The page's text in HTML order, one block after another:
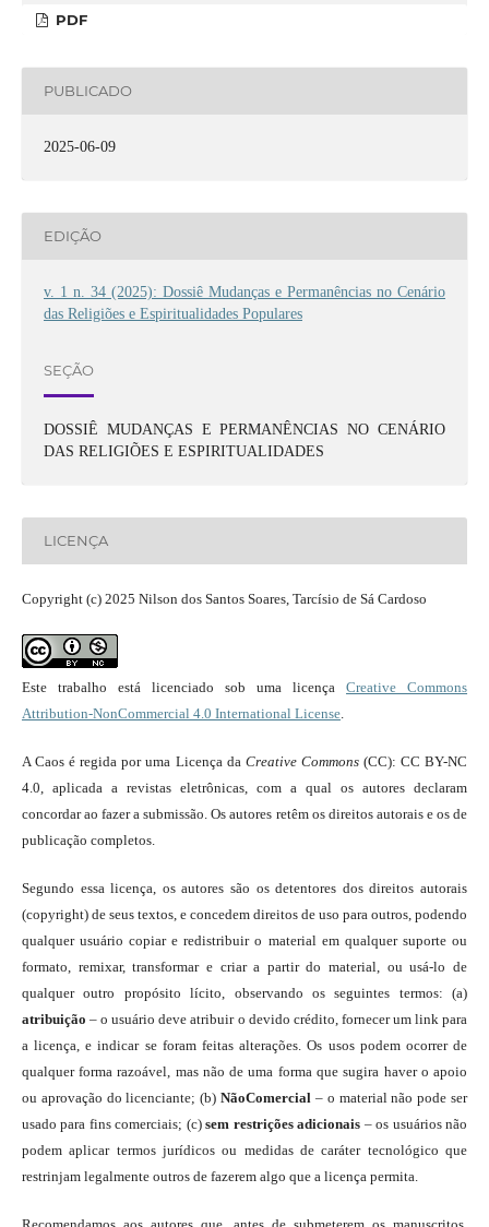
PDF
PUBLICADO
2025-06-09
EDIÇÃO
v. 1 n. 34 (2025): Dossiê Mudanças e Permanências no Cenário
das Religiões e Espiritualidades Populares
SEÇÃO
DOSSIÊ MUDANÇAS E PERMANÊNCIAS NO CENÁRIO
DAS RELIGIÕES E ESPIRITUALIDADES
LICENÇA
Copyright (c) 2025 Nilson dos Santos Soares, Tarcísio de Sá Cardoso
Este trabalho está licenciado sob uma licençaCreative Commons
Attribution-NonCommercial 4.0 International License.
A Caos é regida por uma Licença da Creative Commons(CC): CC BY-NC
4.0, aplicada a revistas eletrônicas, com a qual os autores declaram
concordar ao fazer a submissão. Os autores retêm os direitos autorais e os de
publicação completos.
Segundo essa licença, os autores são os detentores dos direitos autorais
(copyright) de seus textos, e concedem direitos de uso para outros, podendo
qualquer usuário copiar e redistribuir o material em qualquer suporte ou
formato, remixar, transformar e criar a partir do material, ou usá-lo de
qualquer outro propósito lícito, observando os seguintes termos: (a)
atribuição – o usuário deve atribuir o devido crédito, fornecer um link para
a licença, e indicar se foram feitas alterações. Os usos podem ocorrer de
qualquer forma razoável, mas não de uma forma que sugira haver o apoio
ou aprovação do licenciante; (b)NãoComercial – o material não pode ser
usado para fins comerciais; (c)sem restrições adicionais – os usuários não
podem aplicar termos jurídicos ou medidas de caráter tecnológico que
restrinjam legalmente outros de fazerem algo que a licença permita.